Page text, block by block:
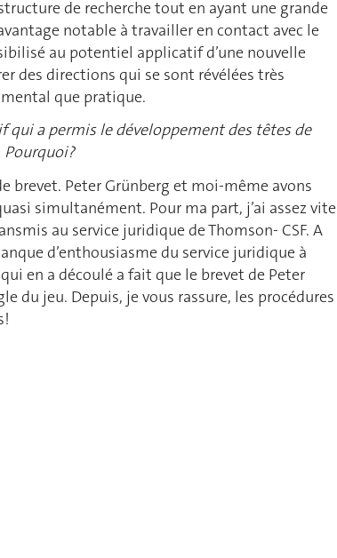
de recherche tout en ayant une grande
notable à travailler en contact avec le
au potentiel applicatif d’une nouvelle
des directions qui se sont révélées très
que pratique.
qui a permis le développement des têtes de
brevet. Peter Grünberg et moi-même avons
simultanément. Pour ma part, j’ai assez vite
au service juridique de Thomson- CSF. A
d’enthousiasme du service juridique à
en a découlé a fait que le brevet de Peter
du jeu. Depuis, je vous rassure, les procédures